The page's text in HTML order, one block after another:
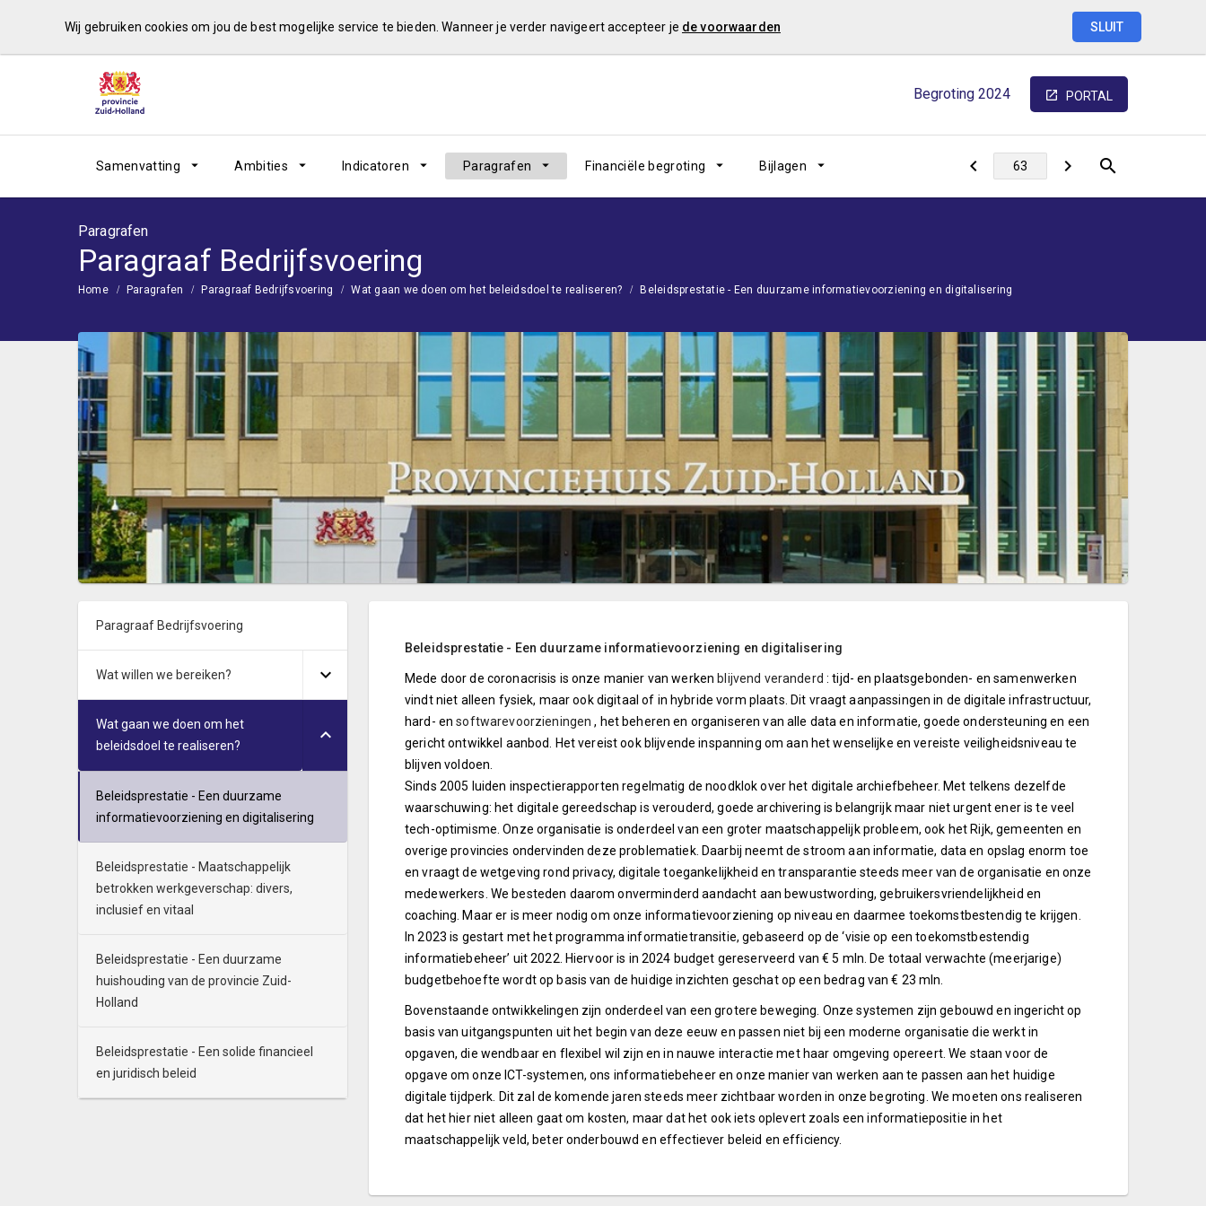
Wij gebruiken cookies om jou de best mogelijke service te bieden. Wanneer je verder navigeert accepteer je de voorwaarden SLUIT
Begroting 2024 PORTAL
Samenvatting Ambities Indicatoren Paragrafen Financiële begroting Bijlagen
Paragrafen
Paragraaf Bedrijfsvoering
Home Paragrafen Paragraaf Bedrijfsvoering Wat gaan we doen om het beleidsdoel te realiseren? Beleidsprestatie - Een duurzame informatievoorziening en digitalisering
Paragraaf Bedrijfsvoering
Wat willen we bereiken?
Wat gaan we doen om het
beleidsdoel te realiseren?
Beleidsprestatie - Een duurzame
informatievoorziening en digitalisering
Beleidsprestatie - Maatschappelijk
betrokken werkgeverschap: divers,
inclusief en vitaal
Beleidsprestatie - Een duurzame
huishouding van de provincie Zuid-
Holland
Beleidsprestatie - Een solide financieel
en juridisch beleid
Beleidsprestatie - Een duurzame informatievoorziening en digitalisering
Mede door de coronacrisis is onze manier van werken blijvend veranderd : tijd- en plaatsgebonden- en samenwerken
vindt niet alleen fysiek, maar ook digitaal of in hybride vorm plaats. Dit vraagt aanpassingen in de digitale infrastructuur,
hard- ensoftwarevoorzieningen , het beheren en organiseren van alle data en informatie, goede ondersteuning en een
gericht ontwikkel aanbod. Het vereist ook blijvende inspanning om aan het wenselijke en vereiste veiligheidsniveau te
blijven voldoen.
Sinds 2005 luiden inspectierapporten regelmatig de noodklok over het digitale archiefbeheer. Met telkens dezelfde
waarschuwing: het digitale gereedschap is verouderd, goede archivering is belangrijk maar niet urgent ener is te veel
tech-optimisme. Onze organisatie is onderdeel van een groter maatschappelijk probleem, ook het Rijk, gemeenten en
overige provincies ondervinden deze problematiek. Daarbij neemt de stroom aan informatie, data en opslag enorm toe
en vraagt de wetgeving rond privacy, digitale toegankelijkheid en transparantie steeds meer van de organisatie en onze
medewerkers. We besteden daarom onverminderd aandacht aan bewustwording, gebruikersvriendelijkheid en
coaching. Maar er is meer nodig om onze informatievoorziening op niveau en daarmee toekomstbestendig te krijgen.
In 2023 is gestart met het programma informatietransitie, gebaseerd op de ‘visie op een toekomstbestendig
informatiebeheer’ uit 2022. Hiervoor is in 2024 budget gereserveerd van € 5 mln. De totaal verwachte (meerjarige)
budgetbehoefte wordt op basis van de huidige inzichten geschat op een bedrag van € 23 mln.
Bovenstaande ontwikkelingen zijn onderdeel van een grotere beweging. Onze systemen zijn gebouwd en ingericht op
basis van uitgangspunten uit het begin van deze eeuw en passen niet bij een moderne organisatie die werkt in
opgaven, die wendbaar en flexibel wil zijn en in nauwe interactie met haar omgeving opereert. We staan voor de
opgave om onze ICT-systemen, ons informatiebeheer en onze manier van werken aan te passen aan het huidige
digitale tijdperk. Dit zal de komende jaren steeds meer zichtbaar worden in onze begroting. We moeten ons realiseren
dat het hier niet alleen gaat om kosten, maar dat het ook iets oplevert zoals een informatiepositie in het
maatschappelijk veld, beter onderbouwd en effectiever beleid en efficiency.